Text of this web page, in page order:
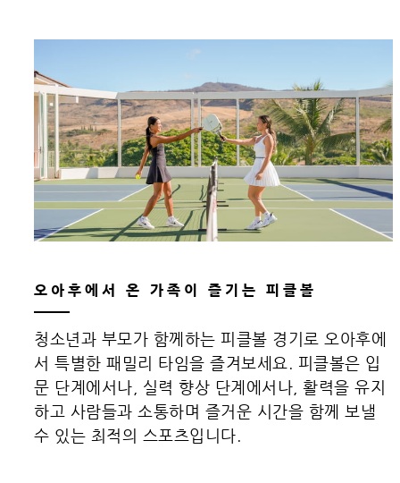
오아후에서 온 가족이 즐기는 피클볼
청소년과 부모가 함께하는 피클볼 경기로 오아후에
서 특별한 패밀리 타임을 즐겨보세요. 피클볼은 입
문 단계에서나, 실력 향상 단계에서나, 활력을 유지
하고 사람들과 소통하며 즐거운 시간을 함께 보낼
수 있는 최적의 스포츠입니다.